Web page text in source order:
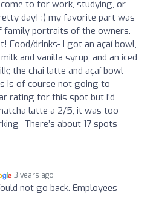
to for work, studying, or
day! :) my favorite part was
portraits of the owners.
Food/drinks- I got an açaí bowl,
and vanilla syrup, and an iced
the chai latte and açaí bowl
is of course not going to
rating for this spot but I’d
latte a 2/5, it was too
There’s about 17 spots
3 years ago
not go back. Employees